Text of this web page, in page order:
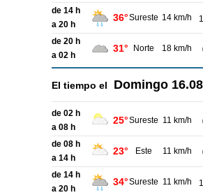
de 14 h
a 20 h
36°Sureste 14 km/h
de 20 h
a 02 h
31° Norte 18 km/h
El tiempo el Domingo
de 02 h
a 08 h
25°Sureste 11 km/h
de 08 h
a 14 h
23° Este 11 km/h
de 14 h
a 20 h
34°Sureste 11 km/h